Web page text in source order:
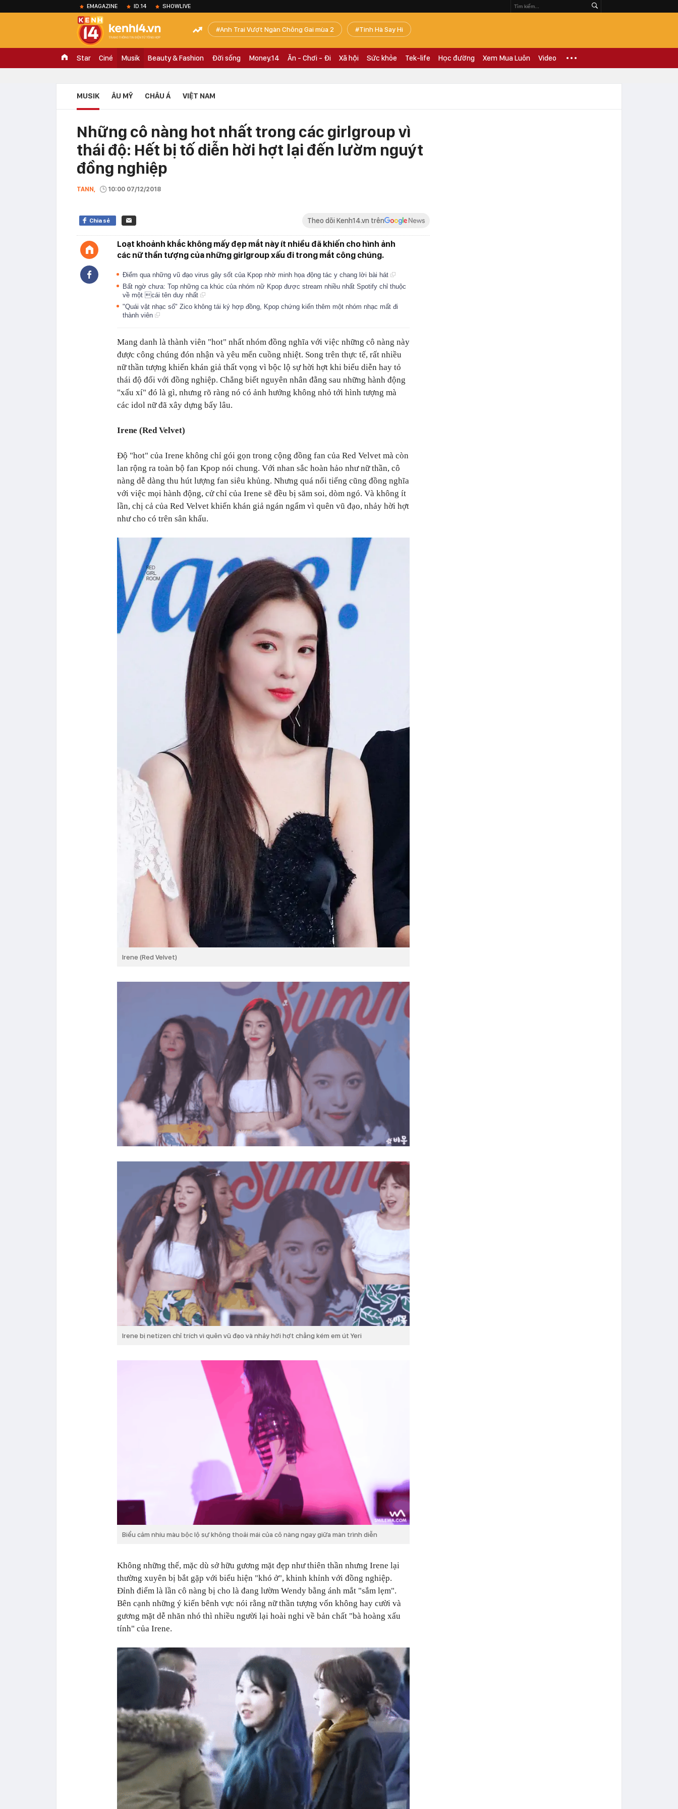
EMAGAZINE ID.14 SHOWLIVE
Anh Trai Vượt Ngàn Chông Gai mùa 2 Tinh Hà Say Hi
Star Ciné Musik Beauty & Fashion Đời sống Money.14 Ăn - Chơi - Đi Xã hội Sức khỏe Tek-life Học đường Xem Mua Luôn Video
MUSIK ÂU MỸ CHÂU Á VIỆT NAM
Những cô nàng hot nhất trong các girlgroup vì
thái độ: Hết bị tố diễn hời hợt lại đến lườm nguýt
đồng nghiệp
TANN, 10:00 07/12/2018
Chia sẻ Theo dõi Kenh14.vn trên
Loạt khoảnh khắc không mấy đẹp mắt này ít nhiều đã khiến cho hình ảnh
các nữ thần tượng của những girlgroup xấu đi trong mắt công chúng.
Điểm qua những vũ đạo virus gây sốt của Kpop nhờ minh họa động tác y chang lời bài hát
Bất ngờ chưa: Top những ca khúc của nhóm nữ Kpop được stream nhiều nhất Spotify chỉ thuộc
về một cái tên duy nhất
"Quái vật nhạc số" Zico không tái ký hợp đồng, Kpop chứng kiến thêm một nhóm nhạc mất đi
thành viên
Mang danh là thành viên "hot" nhất nhóm đồng nghĩa với việc những cô nàng này
được công chúng đón nhận và yêu mến cuồng nhiệt. Song trên thực tế, rất nhiều
nữ thần tượng khiến khán giả thất vọng vì bộc lộ sự hời hợt khi biểu diễn hay tỏ
thái độ đối với đồng nghiệp. Chẳng biết nguyên nhân đằng sau những hành động
"xấu xí" đó là gì, nhưng rõ ràng nó có ảnh hưởng không nhỏ tới hình tượng mà
các idol nữ đã xây dựng bấy lâu.
Irene (Red Velvet)
Độ "hot" của Irene không chỉ gói gọn trong cộng đồng fan của Red Velvet mà còn
lan rộng ra toàn bộ fan Kpop nói chung. Với nhan sắc hoàn hảo như nữ thần, cô
nàng dễ dàng thu hút lượng fan siêu khủng. Nhưng quá nổi tiếng cũng đồng nghĩa
với việc mọi hành động, cử chỉ của Irene sẽ đều bị săm soi, dòm ngó. Và không ít
lần, chị cả của Red Velvet khiến khán giả ngán ngẩm vì quên vũ đạo, nhảy hời hợt
như cho có trên sân khấu.
Irene (Red Velvet)
Irene bị netizen chỉ trích vì quên vũ đạo và nhảy hời hợt chẳng kém em út Yeri
Biểu cảm nhíu màu bộc lộ sự không thoải mái của cô nàng ngay giữa màn trình diễn
Không những thế, mặc dù sở hữu gương mặt đẹp như thiên thần nhưng Irene lại
thường xuyên bị bắt gặp với biểu hiện "khó ở", khinh khỉnh với đồng nghiệp.
Đỉnh điểm là lần cô nàng bị cho là đang lườm Wendy bằng ánh mắt "sắm lẹm".
Bên cạnh những ý kiến bênh vực nói rằng nữ thần tượng vốn không hay cười và
gương mặt dễ nhăn nhó thì nhiều người lại hoài nghi về bản chất "bà hoàng xấu
tính" của Irene.